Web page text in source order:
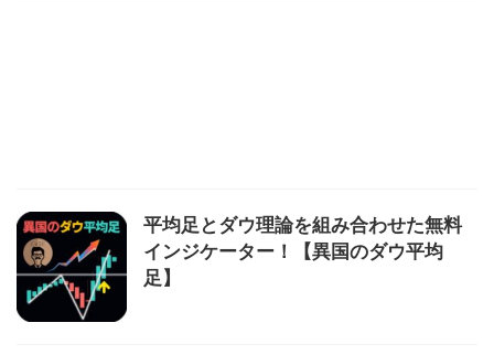
平均足とダウ理論を組み合わせた無料
インジケーター！【異国のダウ平均
足】